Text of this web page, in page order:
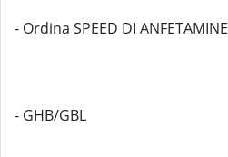
- Ordina SPEED DI ANFETAMINE
- GHB/GBL